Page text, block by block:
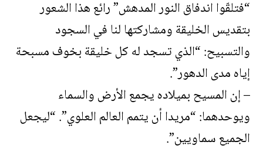
“فتلقّوا اندفاق النور المدهش” رائع هذا الشعور
بتقديس الخليقة ومشاركتها لنا في السجود
والتسبيح: “الذي تسجد له كل خليقة بخوف مسبحة
إياه مدى الدهور”.
– إن المسيح بميلاده يجمع الأرض والسماء
ويوحدهما: “مريدا أن يتمم العالم العلوي”. “ليجعل
الجميع سماويين”.